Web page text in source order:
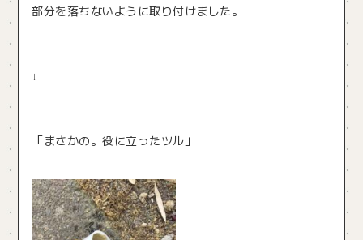
部分を落ちないように取り付けました。
↓
「まさかの。役に立ったツル」